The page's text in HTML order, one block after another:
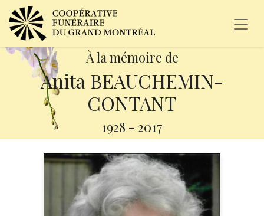
À la mémoire de
Anita BEAUCHEMIN-
CONTANT
1928 - 2017